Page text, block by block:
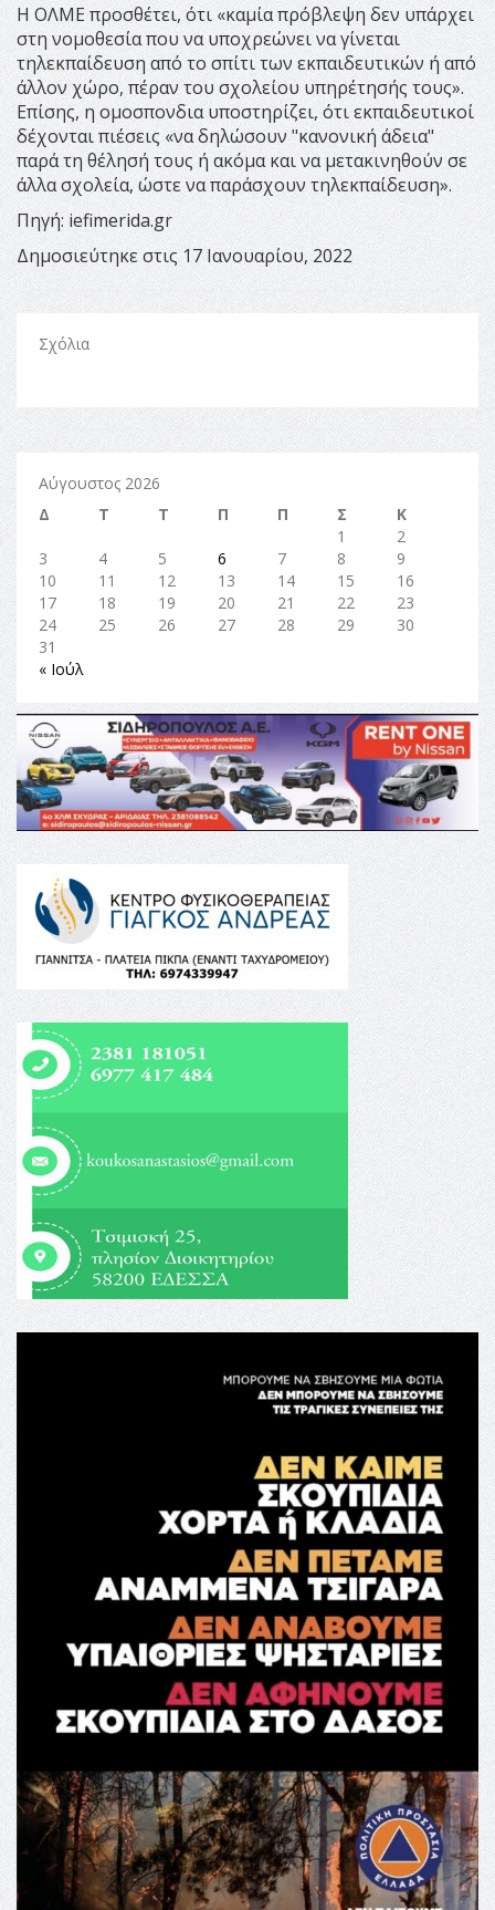
Η ΟΛΜΕ προσθέτει, ότι «καμία πρόβλεψη δεν υπάρχει
στη νομοθεσία που να υποχρεώνει να γίνεται
τηλεκπαίδευση από το σπίτι των εκπαιδευτικών ή από
άλλον χώρο, πέραν του σχολείου υπηρέτησής τους».
Επίσης, η ομοσπονδια υποστηρίζει, ότι εκπαιδευτικοί
δέχονται πιέσεις «να δηλώσουν "κανονική άδεια"
παρά τη θέλησή τους ή ακόμα και να μετακινηθούν σε
άλλα σχολεία, ώστε να παράσχουν τηλεκπαίδευση».
Πηγή: iefimerida.gr
Δημοσιεύτηκε στις 17 Ιανουαρίου, 2022
Σχόλια
Αύγουστος 2026
Δ
Τ Τ Π Π Σ
Κ
1
2
3
4 5 6 7 8
9
10
11 12 13 14 15
16
17
18 19 20 21 22
23
24
25 26 27 28 29
30
31
« Ιούλ